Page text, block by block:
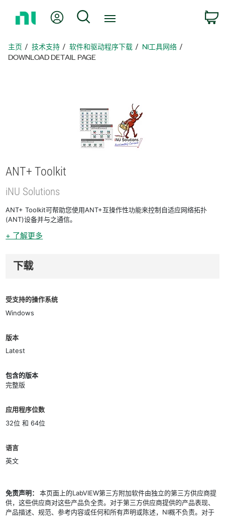
页
我的账户 搜索
主页 技术支持 软件和驱动程序下载
NI工具网络
DOWNLOAD DETAIL PAGE
ANT+ Toolkit
iNU Solutions
ANT+ Toolkit可帮助您使用ANT+互操作性功能来控制自适应网络拓扑
(ANT)设备并与之通信。
+ 了解更多
下载
受支持的操作系统
Windows
版本
Latest
包含的版本
完整版
应用程序位数
32位 和 64位
语言
英文
免责声明：本页面上的LabVIEW第三方附加软件由独立的第三方供应商提
供，这些供应商对这些产品负全责。对于第三方供应商提供的产品表现、
产品描述、规范、参考内容或任何和所有声明或陈述，NI概不负责。对于